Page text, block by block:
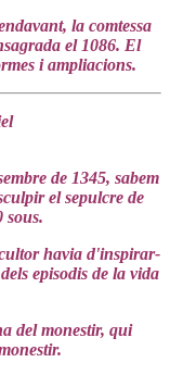
la comtessa
el 1086. El
i ampliacions.
de 1345, sabem
el sepulcre de
sous.
havia d'inspirar-
episodis de la vida
del monestir, qui